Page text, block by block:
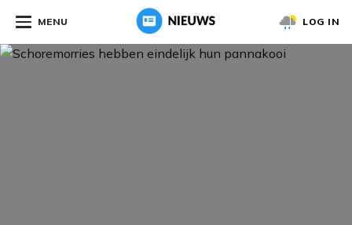
MENU LOG IN